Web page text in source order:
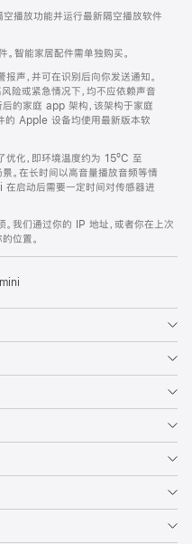
播放功能并运行最新隔空播放软件
智能家居配件需单独购买。
声，并可在识别后向你发送通知。
险或紧急情况下，均不应依赖声音
的家庭 app 架构，该架构于家庭
的 Apple 设备均使用最新版本软
优化，即环境温度约为 15ºC 至
。在长时间以高音量播放音频等情
在启动后需要一定时间对传感器进
我们通过你的 IP 地址，或者你在上次
位置。